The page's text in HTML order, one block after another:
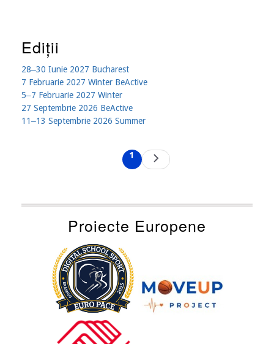
Ediții
28‒30 Iunie 2027 Bucharest
7 Februarie 2027 Winter BeActive
5‒7 Februarie 2027 Winter
27 Septembrie 2026 BeActive
11‒13 Septembrie 2026 Summer
Current
page
1
Next
page
Proiecte Europene